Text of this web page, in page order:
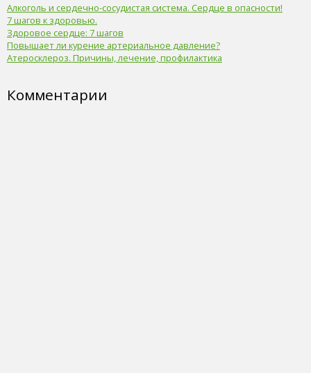
Алкоголь и сердечно-сосудистая система. Сердце в опасности!
7 шагов к здоровью.
Здоровое сердце: 7 шагов
Повышает ли курение артериальное давление?
Атеросклероз. Причины, лечение, профилактика
Комментарии